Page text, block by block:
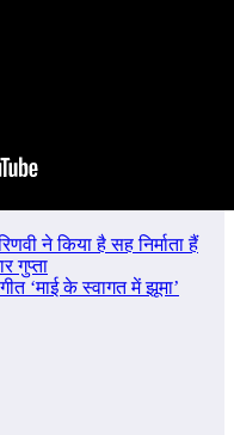
ने किया है सह निर्माता हैं
गुप्ता
‘माई के स्वागत में झूमा’